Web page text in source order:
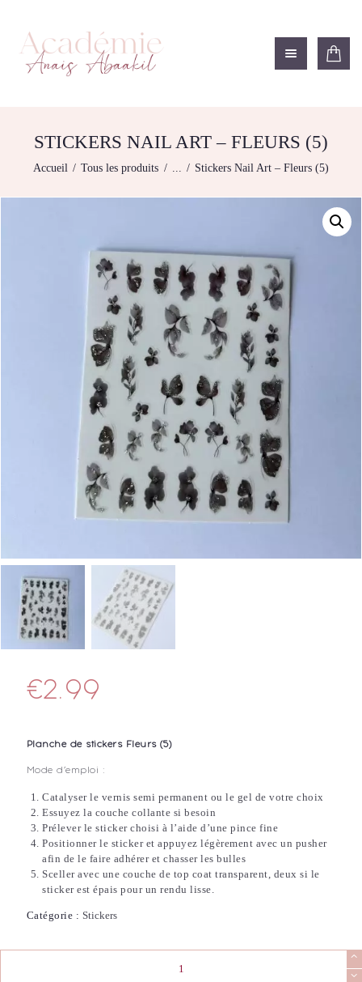
STICKERS NAIL ART – FLEURS (5)
Accueil Tous les produits ... Stickers Nail Art – Fleurs (5)
ACADÉMIE ANAÏS ABAAKIL
Formation et shop Indigo
NOS FORMATIONS
FORMATIONS
BOUTIQUE
RECHERCHE
MODÈLE
€2.99
Planche de stickers Fleurs (5)
Mode d’emploi :
Catalyser le vernis semi permanent ou le gel de votre choix
Essuyez la couche collante si besoin
Prélever le sticker choisi à l’aide d’une pince fine
Positionner le sticker et appuyez légèrement avec un pusher
afin de le faire adhérer et chasser les bulles
Sceller avec une couche de top coat transparent, deux si le
sticker est épais pour un rendu lisse.
Catégorie : Stickers